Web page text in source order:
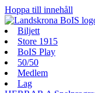
Hoppa till innehåll
Biljett
Store 1915
BoIS Play
50/50
Medlem
Lag